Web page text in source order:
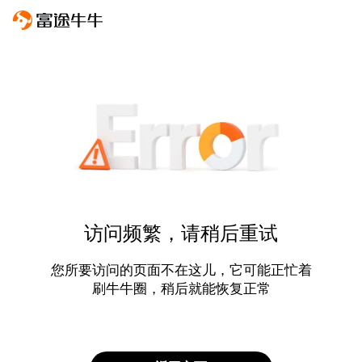
访问频繁，请稍后重试
您所要访问的页面不在这儿，它可能正忙着
刷牛牛圈，稍后就能恢复正常